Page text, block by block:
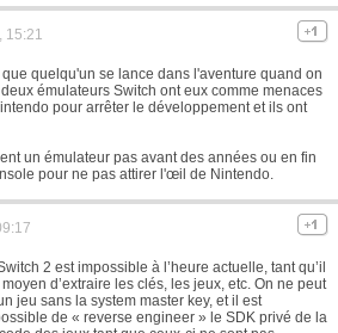
15:21
quelqu'un se lance dans l'aventure quand on
émulateurs Switch ont eux comme menaces
pour arrêter le développement et ils ont
un émulateur pas avant des années ou en fin
pour ne pas attirer l'œil de Nintendo.
2 est impossible à l’heure actuelle, tant qu’il
d’extraire les clés, les jeux, etc. On ne peut
jeu sans la system master key, et il est
de « reverse engineer » le SDK privé de la